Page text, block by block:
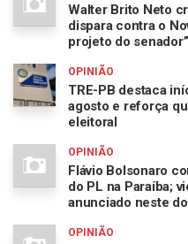
Walter Brito Neto
dispara contra o
projeto do senador”
OPINIÃO
TRE-PB destaca
agosto e reforça
eleitoral
OPINIÃO
Flávio Bolsonaro
do PL na Paraíba;
anunciado neste
OPINIÃO